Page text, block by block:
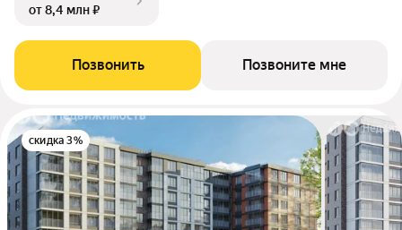
от 8,4 млн ₽
Позвонить Позвоните мне
скидка 3%